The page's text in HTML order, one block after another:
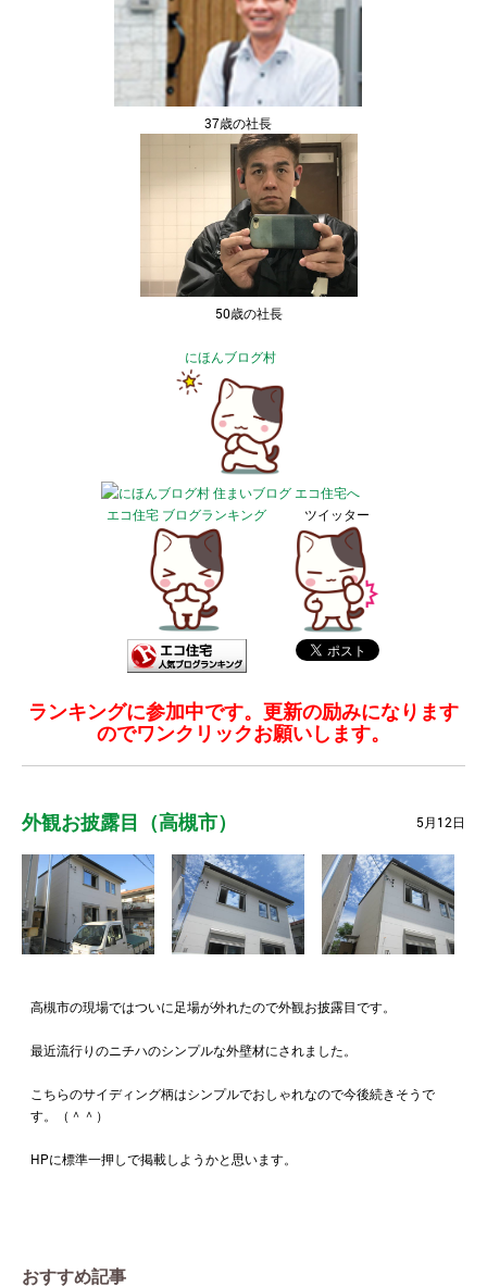
37歳の社長
50歳の社長
にほんブログ村
エコ住宅 ブログランキング ツイッター
ランキングに参加中です。更新の励みになります
のでワンクリックお願いします。
外観お披露目（高槻市） 5月12日
高槻市の現場ではついに足場が外れたので外観お披露目です。
最近流行りのニチハのシンプルな外壁材にされました。
こちらのサイディング柄はシンプルでおしゃれなので今後続きそうで
す。（＾＾）
HPに標準一押しで掲載しようかと思います。
おすすめ記事